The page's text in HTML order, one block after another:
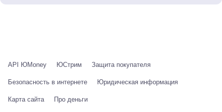
API ЮMoney ЮСтрим Защита покупателя
Безопасность в интернете Юридическая информация
Карта сайта Про деньги